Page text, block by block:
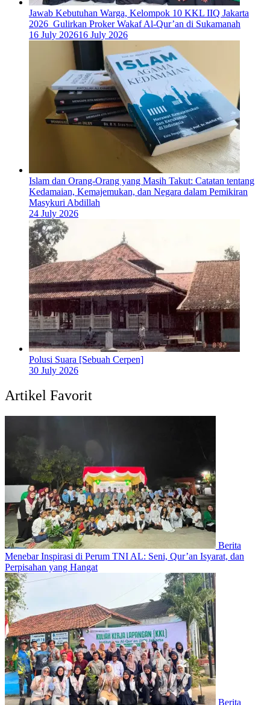
Jawab Kebutuhan Warga, Kelompok 10 KKL IIQ Jakarta
2026 Gulirkan Proker Wakaf Al-Qur’an di Sukamanah
16 July 202616 July 2026
Islam dan Orang-Orang yang Masih Takut: Catatan tentang
Kedamaian, Kemajemukan, dan Negara dalam Pemikiran
Masykuri Abdillah
24 July 2026
Polusi Suara [Sebuah Cerpen]
30 July 2026
Artikel Favorit
Berita
Menebar Inspirasi di Perum TNI AL: Seni, Qur’an Isyarat, dan
Perpisahan yang Hangat
Berita